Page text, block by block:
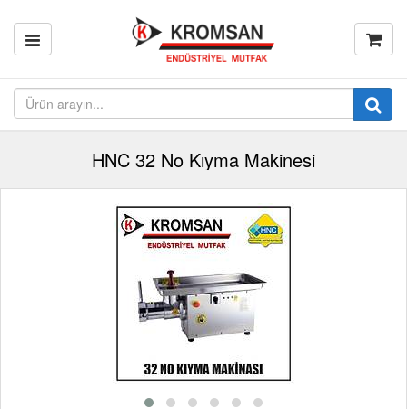
HNC 32 No Kıyma Makinesi